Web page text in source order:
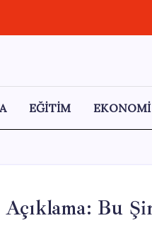
EĞİTİM EKONOMİ
Açıklama: Bu